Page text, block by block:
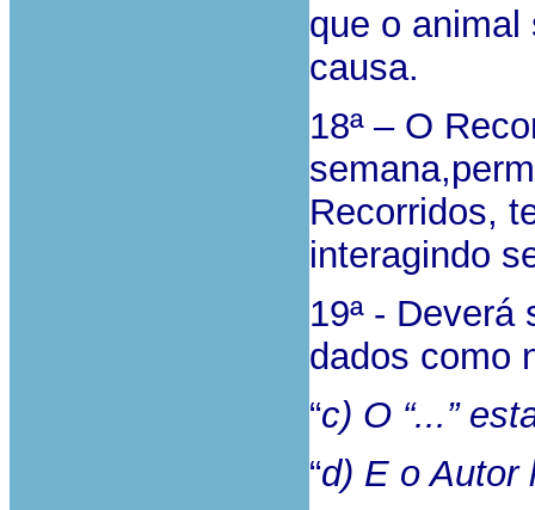
que o animal
causa.
18ª – O
Recorridos,
interagindo
19ª -
dados como
“c) O “...”
“d) E o Autor